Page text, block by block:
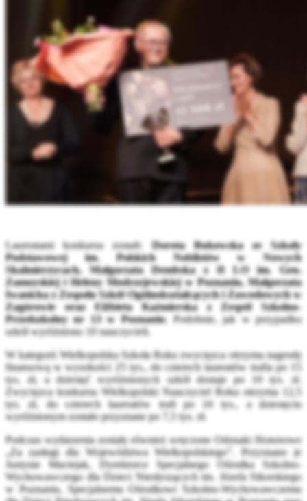
Laureatami konkursu zostali: Dorota Bukowska ze Szkoły
Podstawowej im. Polskich Noblistów w Nowych
Skalmierzycach, Małgorzata Dembska z II LO im. Gen.
Zamoyskiej i Heleny Modrzejewskiej w Poznaniu, Małgorzata
Iwanicka z Zespołu Szkół Ogólnokształcących i Zawodowych w
Zagórowie oraz Elżbieta Kaźmierska z Zespół Szkolno-
Przedszkolny nr 13 w Poznaniu. Podobnie, jak w przypadku
szkół wyróżniono 10 nauczycieli.
W kategorii Wielkopolska Szkoła Roku zwycięzca otrzyma nagrodę
finansową w wysokości 25 tys., do czterech laureatów trafia po 15
tys. zł, a dziesięć wyróżnionych szkół dostaje po 10 tys. zł.
Zwycięzca konkursu Wielkopolski Nauczyciel Roku otrzyma 12,5
tys. zł, do czterech laureatów trafi po 10 tys., a dziesięciu
wyróżnionym zostało przyznane po 7,5 tys. zł.
Podczas wydarzenia zostały również wręczone Odznaki Honorowe
„Za zasługi dla Województwa Wielkopolskiego”. Przyznano je
Justynie Maciejak, Dyrektorce Specjalnego Ośrodka Szkolno-
Wychowawczego dla Dzieci Niesłyszących im. Józefa Sikorskiego
w Poznaniu, Specjalnemu Ośrodkowi Szkolno-Wychowawczemu